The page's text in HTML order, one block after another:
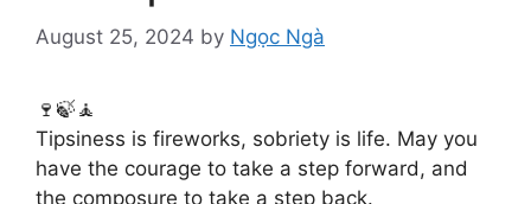
August 25, 2024 by Ngọc Ngà
🍷🍃🧘
Tipsiness is fireworks, sobriety is life. May you
have the courage to take a step forward, and
the composure to take a step back.